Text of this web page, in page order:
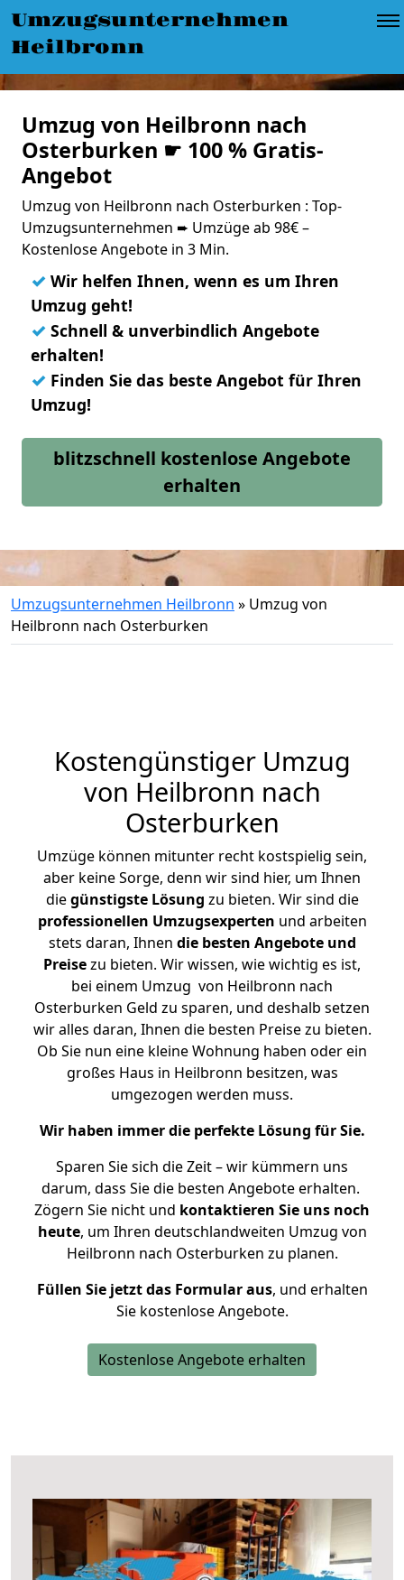
Umzugsunternehmen
Heilbronn
Umzug von Heilbronn nach
Osterburken ☛ 100 % Gratis-
Angebot
Umzug von Heilbronn nach Osterburken : Top-
Umzugsunternehmen ➨ Umzüge ab 98€ –
Kostenlose Angebote in 3 Min.
✓ Wir helfen Ihnen, wenn es um Ihren
Umzug geht!
✓ Schnell & unverbindlich Angebote
erhalten!
✓ Finden Sie das beste Angebot für Ihren
Umzug!
blitzschnell kostenlose Angebote
erhalten
Umzugsunternehmen Heilbronn » Umzug von
Heilbronn nach Osterburken
Kostengünstiger Umzug
von Heilbronn nach
Osterburken
Umzüge können mitunter recht kostspielig sein,
aber keine Sorge, denn wir sind hier, um Ihnen
diegünstigste Lösung zu bieten. Wir sind die
professionellen Umzugsexperten und arbeiten
stets daran, Ihnen die besten Angebote und
Preisezu bieten. Wir wissen, wie wichtig es ist,
bei einem Umzug von Heilbronn nach
Osterburken Geld zu sparen, und deshalb setzen
wir alles daran, Ihnen die besten Preise zu bieten.
Ob Sie nun eine kleine Wohnung haben oder ein
großes Haus in Heilbronn besitzen, was
umgezogen werden muss.
Wir haben immer die perfekte Lösung für Sie.
Sparen Sie sich die Zeit – wir kümmern uns
darum, dass Sie die besten Angebote erhalten.
Zögern Sie nicht und kontaktieren Sie uns noch
heute, um Ihren deutschlandweiten Umzug von
Heilbronn nach Osterburken zu planen.
Füllen Sie jetzt das Formular aus, und erhalten
Sie kostenlose Angebote.
Kostenlose Angebote erhalten